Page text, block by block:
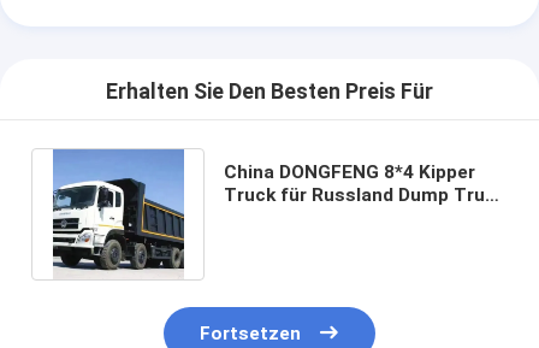
Erhalten Sie Den Besten Preis Für
China DONGFENG 8*4 Kipper
Truck für Russland Dump Truck
Fortsetzen